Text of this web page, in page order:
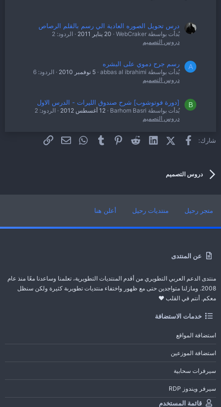
درس تحويل الصوره العادية الي رسم بالقلم الرصاص
بُدأت بواسطة WebCraker 20 يناير 2011
الردود: 2
دروس التصميم
A رسم جرح دموي على البشره
بُدأت بواسطة abbas al ibrahimi 5 نوفمبر 2010
الردود: 6
دروس التصميم
B [دورة فوتوشوب] شرح صندوق الليرات - الدرس الاول
بُدأت بواسطة Barhom Basri 12 أغسطس 2012
الردود: 2
دروس التصميم
ح درس حصري لعمل نص احترافي [مطور في بي] شارك: فيسبوكX (Twitter)
LinkedIn
Reddit
Pinterest
Tumblr
WhatsAppالبريد الإلكتروني
الرابط
دروس التصميم
عن المنتدى
منتدى الدعم العربي التطويري من أقدم المنتديات التطويرية، تعلمنا وساعدنا معًا منذ عام
2008. ومازلنا متواجدين حتى مع ظهور واختفاء منتديات تطويرىة كثيرة ولكن سنظل
معكم. أنتم في القلب ❤️
خدمات الاستضافة
استضافة المواقع
استضافة الموزعين
سيرفرات سحابية
سيرفر ويندوز RDP
قائمة المستخدم
متجر رحيل منتديات رحيل أعلن هنا